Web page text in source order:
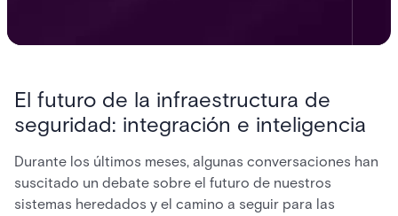
El futuro de la infraestructura de
seguridad: integración e inteligencia
Durante los últimos meses, algunas conversaciones han
suscitado un debate sobre el futuro de nuestros
sistemas heredados y el camino a seguir para las